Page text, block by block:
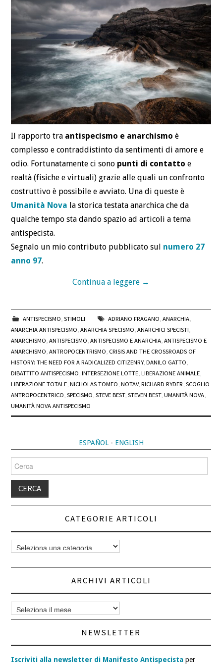
Il rapporto tra antispecismo e anarchismo è
complesso e contraddistinto da sentimenti di amore e
odio. Fortunatamente ci sono punti di contatto e
realtà (fisiche e virtuali) grazie alle quali un confronto
costruttivo è possibile e avviato. Una di queste è
Umanità Nova la storica testata anarchica che da
qualche tempo sta dando spazio ad articoli a tema
antispecista.
Segnalo un mio contributo pubblicato sul numero 27
anno 97.
Continua a leggere →
ANTISPECISMO STIMOLI ADRIANO FRAGANO ANARCHIA,
ANARCHIA ANTISPECISMO ,ANARCHIA SPECISMO ,ANARCHICI SPECISTI
ANARCHISMO ,ANTISPECISMO ,ANTISPECISMO E ANARCHIA ,ANTISPECISMO E
ANARCHISMO ,ANTROPOCENTRISMO CRISIS AND THE CROSSROADS OF
HISTORY: THE NEED FOR A RADICALIZED CITIZENRY,DANILO GATTO
DIBATTITO ANTISPECISMO ,INTERSEZIONE LOTTE ,LIBERAZIONE ANIMALE
LIBERAZIONE TOTALE ,NICHOLAS TOMEO ,NOTAV,RICHARD RYDER ,SCOGLIO
ANTROPOCENTRICO ,SPECISMO ,STEVE BEST,STEVEN BEST,UMANITÀ NOVA
UMANITÀ NOVA ANTISPECISMO
ESPAÑOL- ENGLISH
per:
CATEGORIE ARTICOLI
Categorie
articoli
ARCHIVI ARTICOLI
Archivi
articoli
NEWSLETTER
Iscriviti alla newsletter di Manifesto Antispecista per